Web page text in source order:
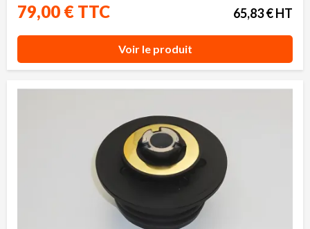
79,00 € TTC 65,83 € HT
Voir le produit